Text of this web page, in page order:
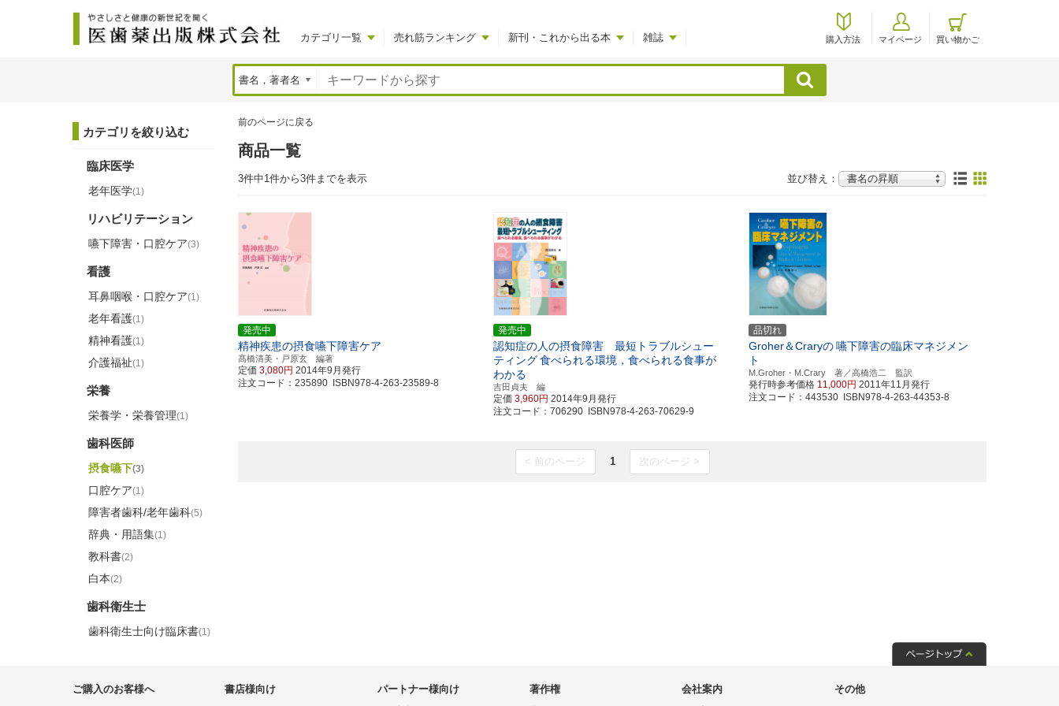
カテゴリ一覧 売れ筋ランキング 新刊・これから出る本 雑誌 購入方法 マイページ 買い物かご
検索
前のページに戻る
商品一覧
3件中1件から3件までを表示 並び替え：
発売中
精神疾患の摂食嚥下障害ケア
髙橋清美・戸原玄 編著
定価 3,080円 2014年9月発行
注文コード：235890 ISBN978-4-263-23589-8
発売中
認知症の人の摂食障害 最短トラブルシュー
ティング食べられる環境，食べられる食事が
わかる
吉田貞夫 編
定価3,960円 2014年9月発行
注文コード：706290 ISBN978-4-263-70629-9
品切れ
Groher＆Craryの 嚥下障害の臨床マネジメン
ト
M.Groher・M.Crary 著／高橋浩二 監訳
発行時参考価格 11,000円 2011年11月発行
注文コード：443530 ISBN978-4-263-44353-8
< 前のページ 1 次のページ >
カテゴリを絞り込む
臨床医学
老年医学(1)
リハビリテーション
嚥下障害・口腔ケア(3)
看護
耳鼻咽喉・口腔ケア(1)
老年看護(1)
精神看護(1)
介護福祉(1)
栄養
栄養学・栄養管理(1)
歯科医師
摂食嚥下(3)
口腔ケア(1)
障害者歯科/老年歯科(5)
辞典・用語集(1)
教科書(2)
白本(2)
歯科衛生士
歯科衛生士向け臨床書(1)
ご購入のお客様へ 書店様向け パートナー様向け 著作権 会社案内 その他